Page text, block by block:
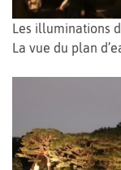
Les illuminations
La vue du plan